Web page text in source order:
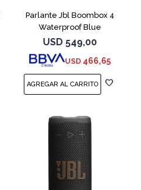
Parlante Jbl Boombox 4
Waterproof Blue
USD 549,00
USD 466,65